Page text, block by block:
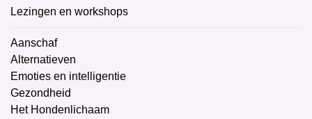
Lezingen en workshops
Aanschaf
Alternatieven
Emoties en intelligentie
Gezondheid
Het Hondenlichaam